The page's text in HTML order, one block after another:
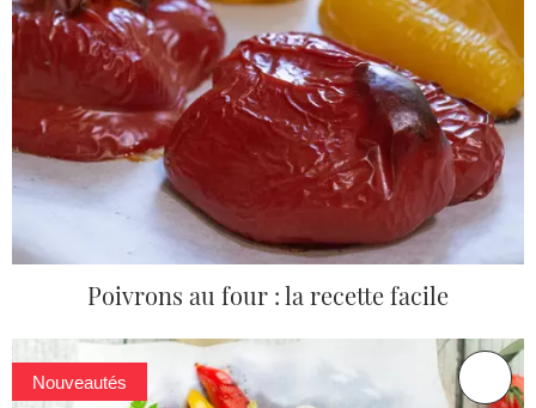
Poivrons au four : la recette facile
Nouveautés